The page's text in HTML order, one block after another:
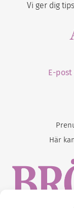
Vi ger dig
E-post
Här